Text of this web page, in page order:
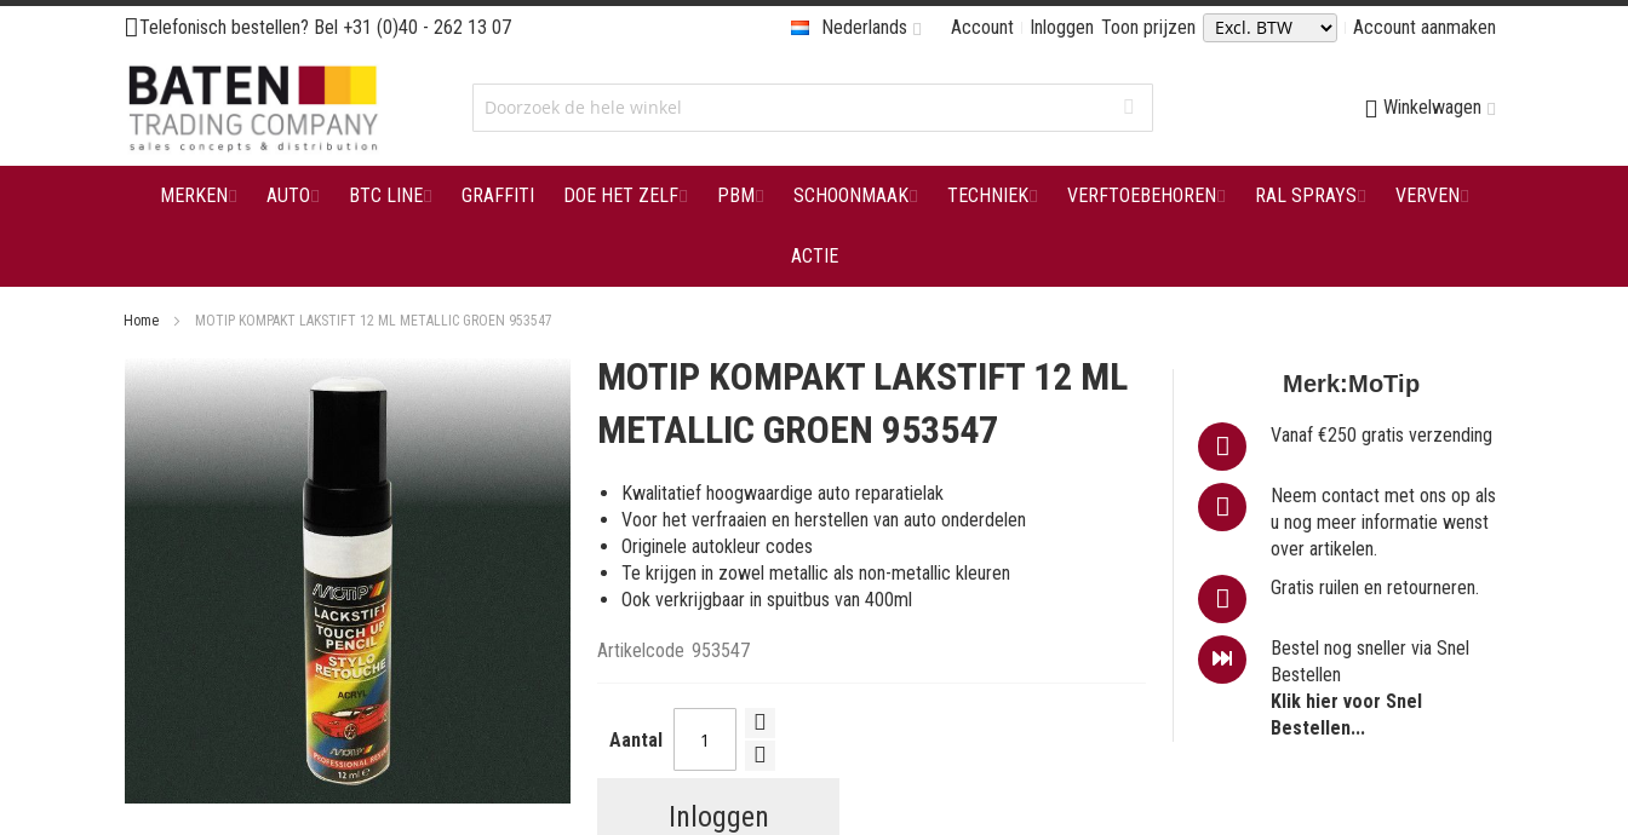
Ga
naar
de
inhoud
Telefonisch bestellen? Bel +31 (0)40 - 262 13 07 Account Inloggen Toon prijzen Account aanmaken
Nederlands
Winkelwagen
MERKEN AUTO BTC LINE GRAFFITI DOE HET ZELF PBM SCHOONMAAK TECHNIEK VERFTOEBEHOREN RAL SPRAYS VERVEN
ACTIE
Home MOTIP KOMPAKT LAKSTIFT 12 ML METALLIC GROEN 953547
naar
het
einde
van
de
MOTIP KOMPAKT LAKSTIFT 12 ML
METALLIC GROEN 953547
Kwalitatief hoogwaardige auto reparatielak
Voor het verfraaien en herstellen van auto onderdelen
Originele autokleur codes
Te krijgen in zowel metallic als non-metallic kleuren
Ook verkrijgbaar in spuitbus van 400ml
Artikelcode 953547
Aantal
Inloggen
Merk:MoTip
Vanaf €250 gratis verzending
Neem contact met ons op als
u nog meer informatie wenst
over artikelen.
Gratis ruilen en retourneren.
Bestel nog sneller via Snel
Bestellen
Klik hier voor Snel
Bestellen...